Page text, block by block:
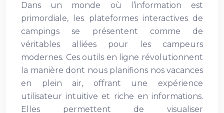
Dans un monde où l’information est
primordiale, les plateformes interactives de
campings se présentent comme de
véritables alliées pour les campeurs
modernes. Ces outils en ligne révolutionnent
la manière dont nous planifions nos vacances
en plein air, offrant une expérience
utilisateur intuitive et riche en informations.
Elles permettent de visualiser